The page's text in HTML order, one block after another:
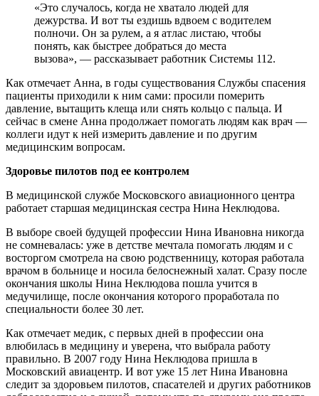
«Это случалось, когда не хватало людей для
дежурства. И вот ты ездишь вдвоем с водителем
полночи. Он за рулем, а я атлас листаю, чтобы
понять, как быстрее добраться до места
вызова», — рассказывает работник Системы 112.
Как отмечает Анна, в годы существования Службы спасения
пациенты приходили к ним сами: просили померить
давление, вытащить клеща или снять кольцо с пальца. И
сейчас в смене Анна продолжает помогать людям как врач —
коллеги идут к ней измерить давление и по другим
медицинским вопросам.
Здоровье пилотов под ее контролем
В медицинской службе Московского авиационного центра
работает старшая медицинская сестра Нина Неклюдова.
В выборе своей будущей профессии Нина Ивановна никогда
не сомневалась: уже в детстве мечтала помогать людям и с
восторгом смотрела на свою родственницу, которая работала
врачом в больнице и носила белоснежный халат. Сразу после
окончания школы Нина Неклюдова пошла учится в
медучилище, после окончания которого проработала по
специальности более 30 лет.
Как отмечает медик, с первых дней в профессии она
влюбилась в медицину и уверена, что выбрала работу
правильно. В 2007 году Нина Неклюдова пришла в
Московский авиацентр. И вот уже 15 лет Нина Ивановна
следит за здоровьем пилотов, спасателей и других работников